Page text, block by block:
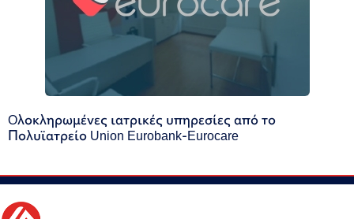
Oλοκληρωμένες ιατρικές υπηρεσίες από το
Πολυϊατρείο Union Eurobank-Eurocare